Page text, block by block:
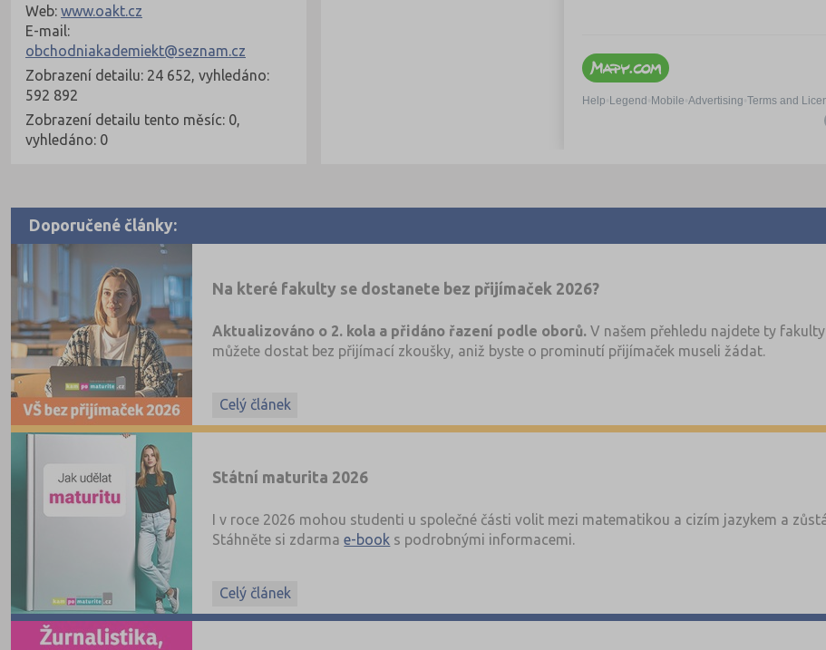
Web: www.oakt.cz
E-mail:
obchodniakademiekt@seznam.cz
Zobrazení detailu: 24 652, vyhledáno:
592 892
Zobrazení detailu tento měsíc: 0,
vyhledáno: 0
Doporučené články:
Na které fakulty se dostanete bez přijímaček 2026?
Aktualizováno o 2. kola a přidáno řazení podle oborů.V našem přehledu najdete ty
můžete dostat bez přijímací zkoušky, aniž byste o prominutí přijímaček museli žádat.
Celý článek
Státní maturita 2026
I v roce 2026 mohou studenti u společné části volit mezi matematikou a cizím jazykem a
Stáhněte si zdarmae-book s podrobnými informacemi.
Celý článek